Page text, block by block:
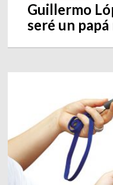
Guillermo
seré un papá